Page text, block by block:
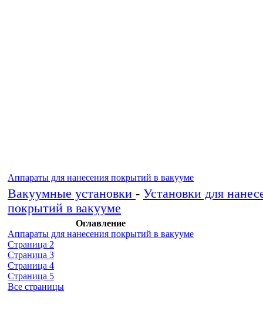
Аппараты для нанесения покрытий в вакууме
Вакуумные установки - Установки для
покрытий в вакууме
Оглавление
Аппараты для нанесения покрытий в вакууме
Страница 2
Страница 3
Страница 4
Страница 5
Все страницы